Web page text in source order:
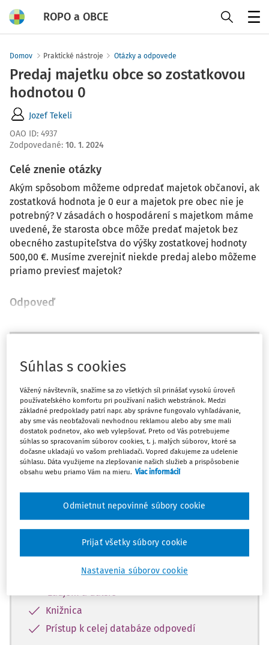
ROPO a OBCE
Domov Praktické nástroje Otázky a odpovede
Predaj majetku obce so zostatkovou
hodnotou 0
Jozef Tekeli
OAO ID: 4937
Zodpovedané: 10. 1. 2024
Celé znenie otázky
Akým spôsobom môžeme odpredať majetok občanovi, ak
zostatková hodnota je 0 eur a majetok pre obec nie je
potrebný? V zásadách o hospodárení s majetkom máme
uvedené, že starosta obce môže predať majetok bez
obecného zastupiteľstva do výšky zostatkovej hodnoty
500,00 €. Musíme zverejniť niekde predaj alebo môžeme
priamo previesť majetok?
Odpoveď
Tento dokument je len pre
predplatiteľov Ropo a obce VIP.
Odomknite si prístup zakúpením
Vďaka tomu získate aj:
Obsah predplatného Ropo a obce Expert
bezpečnosť a krízové riadenie, verejný
záujem a ďalšie
Knižnica
Prístup k celej databáze odpovedí
Súhlas s cookies
Vážený návštevník, snažíme sa zo všetkých síl prinášať vysokú úroveň
používateľského komfortu pri používaní našich webstránok. Medzi
základné predpoklady patrí napr. aby správne fungovalo vyhľadávanie,
aby sme vás neobťažovali nevhodnou reklamou alebo aby sme mali
dostatok podnetov, ako web vylepšovať. Preto od Vás potrebujeme
súhlas so spracovaním súborov cookies, t. j. malých súborov, ktoré sa
dočasne ukladajú vo vašom prehliadači. Vopred ďakujeme za udelenie
súhlasu. Dáta využijeme na zlepšovanie našich služieb a prispôsobenie
obsahu webu priamo Vám na mieru. Viac informácií
Nastavenia súborov cookie
Odmietnut nepovinné súbory cookie
Prijať všetky súbory cookie